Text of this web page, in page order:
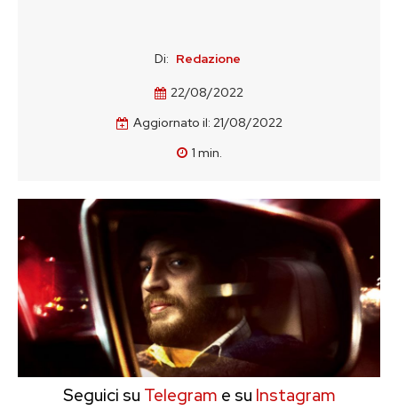
Di: Redazione
22/08/2022
Aggiornato il: 21/08/2022
1 min.
Seguici su Telegram e su Instagram